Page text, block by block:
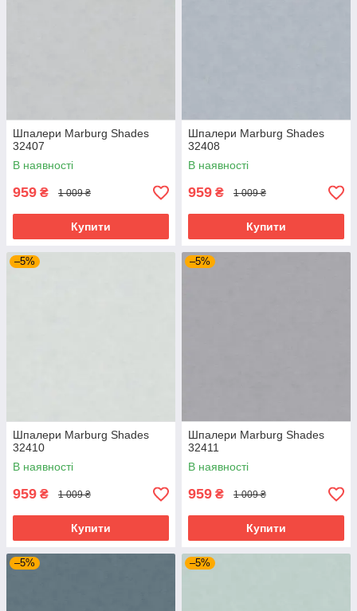
Шпалери Marburg Shades
32407
В наявності
959 ₴ 1 009 ₴
Купити
Шпалери Marburg Shades
32408
В наявності
959 ₴ 1 009 ₴
Купити
–5%
Шпалери Marburg Shades
32410
В наявності
959 ₴ 1 009 ₴
Купити
–5%
Шпалери Marburg Shades
32411
В наявності
959 ₴ 1 009 ₴
Купити
–5% –5%